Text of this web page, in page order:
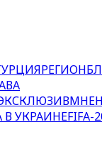
РЕГИОН
В УКРАИНЕFIFA-